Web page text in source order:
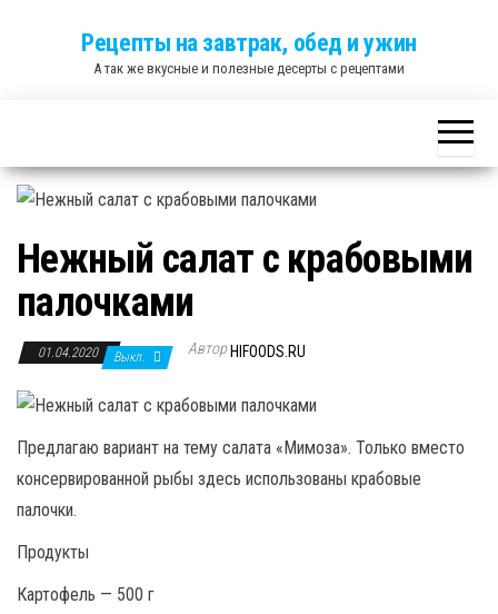
Рецепты на завтрак, обед и ужин
А так же вкусные и полезные десерты с рецептами
Нежный салат с крабовыми
палочками
01.04.2020 Выкл. Автор HIFOODS.RU
Предлагаю вариант на тему салата «Мимоза». Только вместо
консервированной рыбы здесь использованы крабовые
палочки.
Продукты
Картофель — 500 г